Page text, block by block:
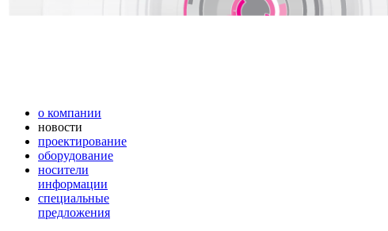
о компании
новости
проектирование
оборудование
носители
информации
специальные
предложения